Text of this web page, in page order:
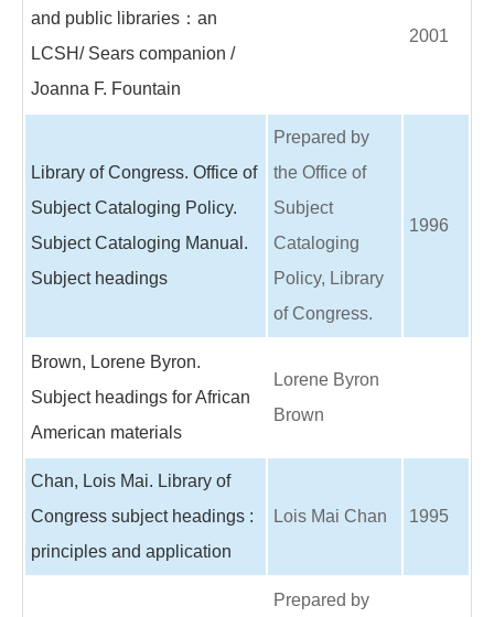
and public libraries：an
LCSH/ Sears companion /
Joanna F. Fountain
2001
Library of Congress. Office of
Subject Cataloging Policy.
Subject Cataloging Manual.
Subject headings
Prepared by
the Office of
Subject
Cataloging
Policy, Library
of Congress.
1996
Brown, Lorene Byron.
Subject headings for African
American materials
Lorene Byron
Brown
Chan, Lois Mai. Library of
Congress subject headings :
principles and application
Lois Mai Chan 1995
Prepared by